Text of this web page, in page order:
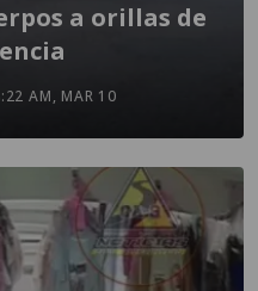
a orillas de
AM, MAR 10